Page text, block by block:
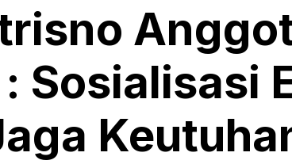
Sosialisasi